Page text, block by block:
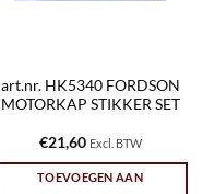
art.nr. HK5340 FORDSON
MOTORKAP STIKKER SET
€21,60 Excl. BTW
TOEVOEGEN AAN